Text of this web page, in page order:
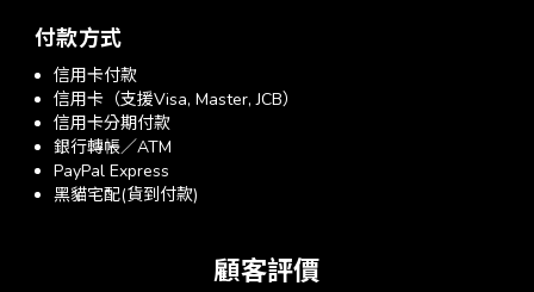
付款方式
信用卡付款
信用卡（支援Visa, Master, JCB）
信用卡分期付款
銀行轉帳／ATM
PayPal Express
黑貓宅配(貨到付款)
顧客評價